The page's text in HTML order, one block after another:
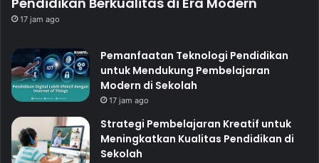
17 jam ago
Pemanfaatan Teknologi Pendidikan
untuk Mendukung Pembelajaran
Modern di Sekolah
17 jam ago
Strategi Pembelajaran Kreatif untuk
Meningkatkan Kualitas Pendidikan di
Sekolah